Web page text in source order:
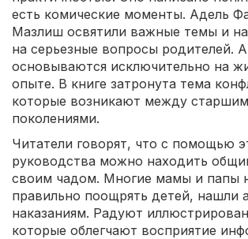
есть комические моменты. Адель
Мазлиш освятили важные темы и
на серьезные вопросы родителей.
основываются исключительно на
опыте. В книге затронута тема
которые возникают между
поколениями.
Читатели говорят, что с помощью
руководства можно находить
своим чадом. Многие мамы и папы
правильно поощрять детей, нашли
наказаниям. Радуют
которые облегчают восприятие